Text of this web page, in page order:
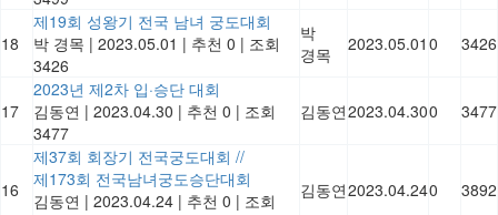
18
제19회 성왕기 전국 남녀 궁도대회
박 경목 | 2023.05.01 | 추천 0 | 조회
3426
박
경목
2023.05.01 0 3426
17
2023년 제2차 입·승단 대회
김동연 | 2023.04.30 | 추천 0 | 조회
3477
김동연2023.04.300 3477
16
제37회 회장기 전국궁도대회 //
제173회 전국남녀궁도승단대회
김동연 | 2023.04.24 | 추천 0 | 조회
김동연2023.04.240 3892